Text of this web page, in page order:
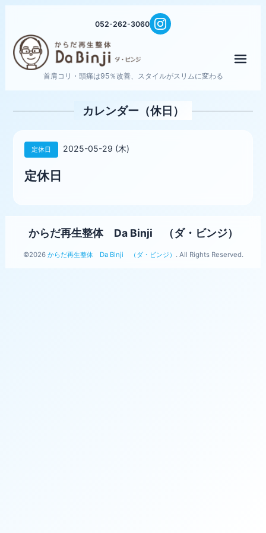
052-262-3060
首肩コリ・頭痛は95％改善、スタイルがスリムに変わる
カレンダー（休日）
定休日 2025-05-29 (木)
定休日
からだ再生整体 Da Binji （ダ・ビンジ）
©2026 からだ再生整体 Da Binji （ダ・ビンジ） . All Rights Reserved.